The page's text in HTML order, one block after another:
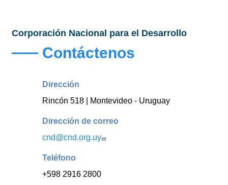
Corporación Nacional para el Desarrollo
Contáctenos
Dirección
Rincón 518 | Montevideo - Uruguay
Dirección de correo
cnd@cnd.org.uy
Teléfono
+598 2916 2800